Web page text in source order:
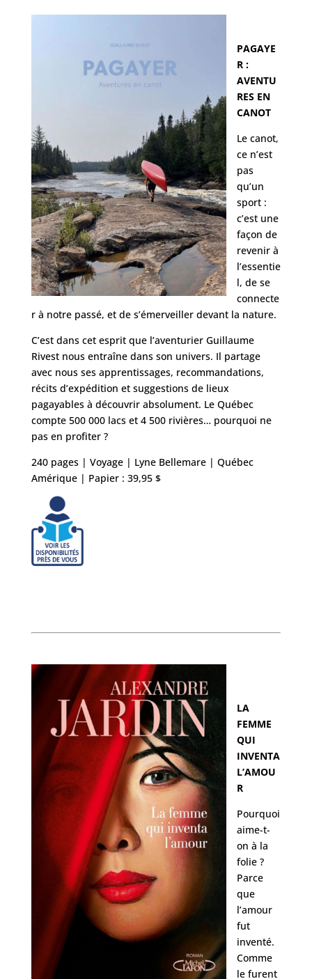
PAGAYE
R :
AVENTU
RES EN
CANOT
Le canot,
ce n’est
pas
qu’un
sport :
c’est une
façon de
revenir à
l’essentie
l, de se
connecte
r à notre passé, et de s’émerveiller devant la nature.
C’est dans cet esprit que l’aventurier Guillaume
Rivest nous entraîne dans son univers. Il partage
avec nous ses apprentissages, recommandations,
récits d’expédition et suggestions de lieux
pagayables à découvrir absolument. Le Québec
compte 500 000 lacs et 4 500 rivières… pourquoi ne
pas en profiter ?
240 pages | Voyage | Lyne Bellemare | Québec
Amérique | Papier : 39,95 $
LA
FEMME
QUI
INVENTA
L’AMOU
R
Pourquoi
aime-t-
on à la
folie ?
Parce
que
l’amour
fut
inventé.
Comme
le furent